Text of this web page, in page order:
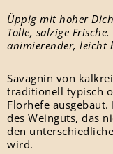
Üppig mit hoher
Tolle, salzige
animierender, leicht
Savagnin von
traditionell typisch
Florhefe
des Weinguts, das
den
wird.